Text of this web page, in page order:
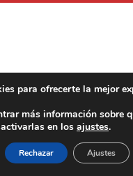
para ofrecerte la mejor
más información sobre
en los ajustes.
Rechazar Ajustes